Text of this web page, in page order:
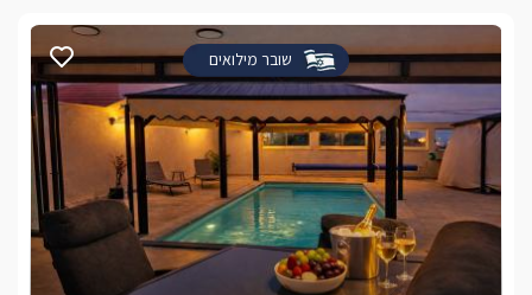
שובר מילואים